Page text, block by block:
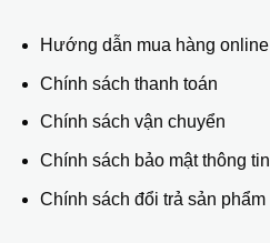
Hướng dẫn mua hàng online
Chính sách thanh toán
Chính sách vận chuyển
Chính sách bảo mật thông tin
Chính sách đổi trả sản phẩm